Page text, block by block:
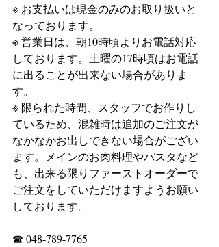
※ お支払いは現金のみのお取り扱いと
なっております。
※ 営業日は、朝10時頃よりお電話対応
しております。土曜の17時頃はお電話
に出ることが出来ない場合がありま
す。
※ 限られた時間、スタッフでお作りし
ているため、混雑時は追加のご注文が
なかなかお出しできない場合がござい
ます。メインのお肉料理やパスタなど
も、出来る限りファーストオーダーで
ご注文をしていただけますようお願い
しております。
☎ 048-789-7765